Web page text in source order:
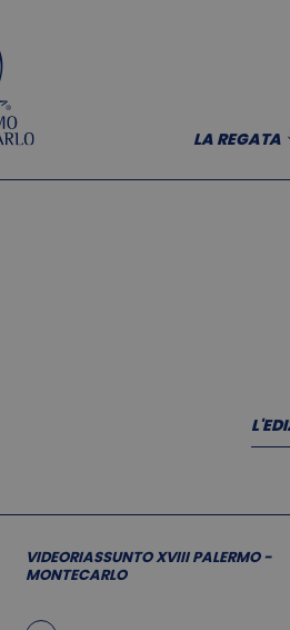
LA REGATA
VIDEORIASSUNTO XVIII PALERMO -
MONTECARLO